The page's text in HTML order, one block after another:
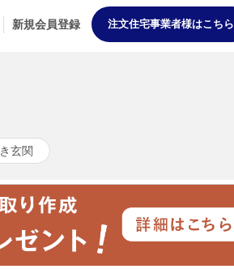
新規会員登録 注文住宅事業者様はこちら
玄関